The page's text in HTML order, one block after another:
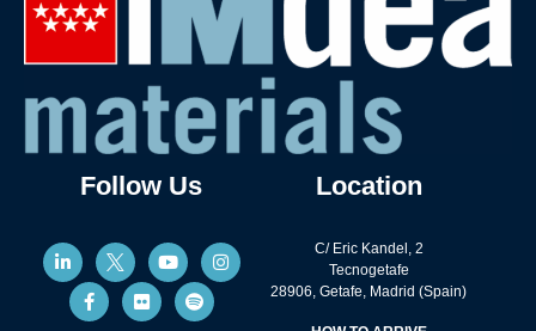
Follow Us Location
C/ Eric Kandel, 2
Tecnogetafe
28906, Getafe, Madrid (Spain)